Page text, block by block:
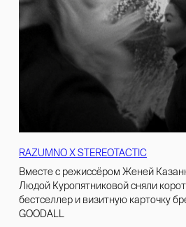
RAZUMNO Х STEREOTACTIC
Вместе с режиссёром Женей
Людой Куропятниковой сняли
бестселлер и визитную карточку
GOODALL